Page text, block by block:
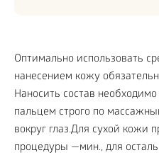
Оптимально использовать
нанесением кожу
Наносить состав
пальцем строго по
вокруг глаз.Для сухой кожи
процедуры —мин., для